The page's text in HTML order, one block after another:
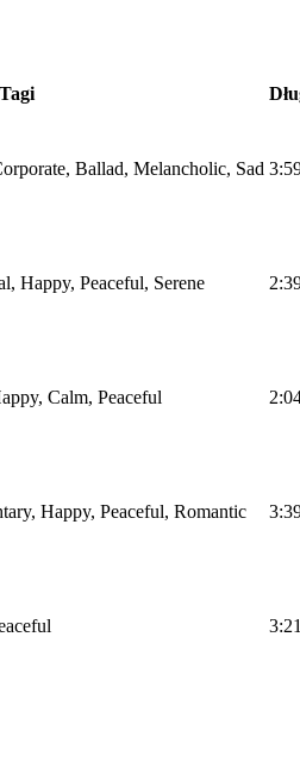
Tagi
Ballad, Melancholic, Sad
Happy, Peaceful, Serene
Calm, Peaceful
Happy, Peaceful, Romantic
3:21